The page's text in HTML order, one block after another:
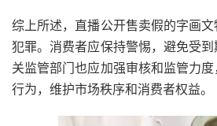
综上所述，直播公开售卖假的字画
犯罪。消费者应保持警惕，避免受
关监管部门也应加强审核和监管力
行为，维护市场秩序和消费者权益。